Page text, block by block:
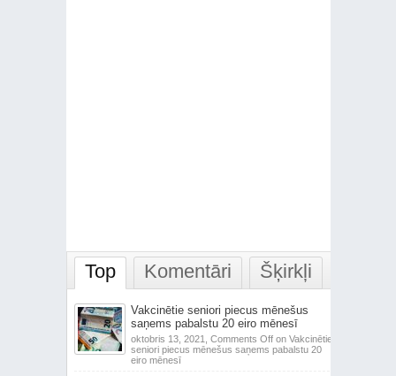
Top Komentāri Šķirkļi
Vakcinētie seniori piecus mēnešus
saņems pabalstu 20 eiro mēnesī
oktobris 13, 2021, Comments Offon Vakcinētie
seniori piecus mēnešus saņems pabalstu 20
eiro mēnesī